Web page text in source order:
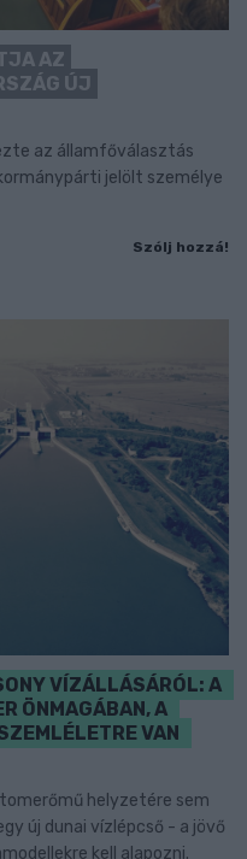
AZ
ÚJ
az államfőválasztás
jelölt személye
Szólj hozzá!
VÍZÁLLÁSÁRÓL: A
ÖNMAGÁBAN, A
VAN
helyzetére sem
új dunai vízlépcső - a jövő
kell alapozni.